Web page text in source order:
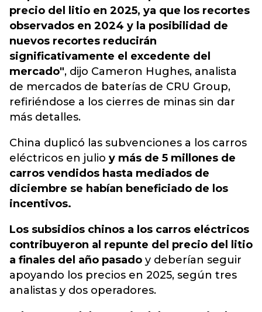
precio del litio en 2025, ya que los recortes
observados en 2024 y la posibilidad de
nuevos recortes reducirán
significativamente el excedente del
mercado", dijo Cameron Hughes, analista
de mercados de baterías de CRU Group,
refiriéndose a los cierres de minas sin dar
más detalles.
China duplicó las subvenciones a los carros
eléctricos en julio y más de 5 millones de
carros vendidos hasta mediados de
diciembre se habían beneficiado de los
incentivos.
Los subsidios chinos a los carros eléctricos
contribuyeron al repunte del precio del litio
a finales del año pasado y deberían seguir
apoyando los precios en 2025, según tres
analistas y dos operadores.